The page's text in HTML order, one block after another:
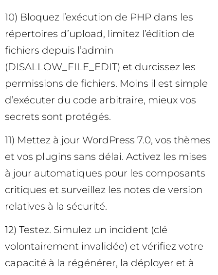
10) Bloquez l’exécution de PHP dans les
répertoires d’upload, limitez l’édition de
fichiers depuis l’admin
(DISALLOW_FILE_EDIT) et durcissez les
permissions de fichiers. Moins il est simple
d’exécuter du code arbitraire, mieux vos
secrets sont protégés.
11) Mettez à jour WordPress 7.0, vos thèmes
et vos plugins sans délai. Activez les mises
à jour automatiques pour les composants
critiques et surveillez les notes de version
relatives à la sécurité.
12) Testez. Simulez un incident (clé
volontairement invalidée) et vérifiez votre
capacité à la régénérer, la déployer et à